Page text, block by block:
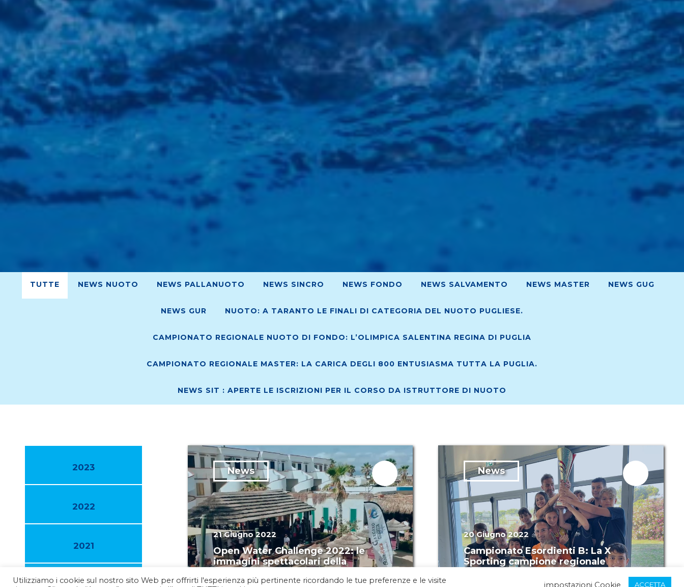
TUTTE NEWS NUOTO NEWS PALLANUOTO NEWS SINCRO NEWS FONDO NEWS SALVAMENTO NEWS MASTER NEWS GUG
NEWS GUR NUOTO: A TARANTO LE FINALI DI CATEGORIA DEL NUOTO PUGLIESE.
CAMPIONATO REGIONALE NUOTO DI FONDO: L’OLIMPICA SALENTINA REGINA DI PUGLIA
CAMPIONATO REGIONALE MASTER: LA CARICA DEGLI 800 ENTUSIASMA TUTTA LA PUGLIA.
NEWS SIT : APERTE LE ISCRIZIONI PER IL CORSO DA ISTRUTTORE DI NUOTO
2023
2022
2021
News
21 Giugno 2022
Open Water Challenge 2022: le
immagini spettacolari della
News
20 Giugno 2022
Campionato Esordienti B: La X
Sporting campione regionale
Utilizziamo i cookie sul nostro sito Web per offrirti l'esperienza più pertinente ricordando le tue preferenze e le visite
impostazioni Cookie ACCETTA